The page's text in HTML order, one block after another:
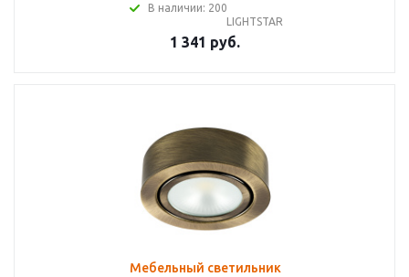
В наличии: 200
LIGHTSTAR
1 341 руб.
Мебельный светильник